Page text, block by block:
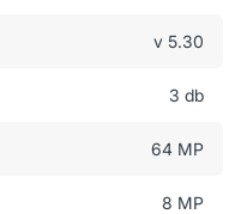
v 5.30
3 db
64 MP
8 MP